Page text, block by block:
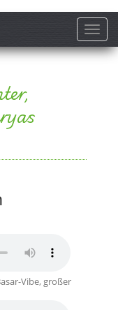
Vibe, großer